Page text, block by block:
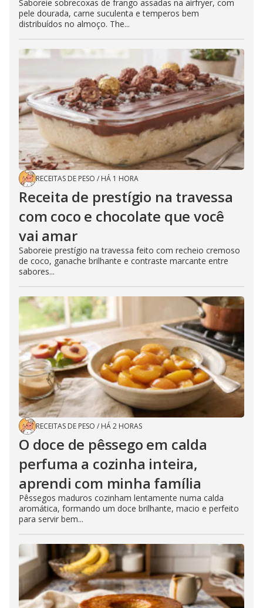
Saboreie sobrecoxas de frango assadas na airfryer, com
pele dourada, carne suculenta e temperos bem
distribuídos no almoço. The...
RECEITAS DE PESO / HÁ 1 HORA
Receita de prestígio na travessa
com coco e chocolate que você
vai amar
Saboreie prestígio na travessa feito com recheio cremoso
de coco, ganache brilhante e contraste marcante entre
sabores...
RECEITAS DE PESO / HÁ 2 HORAS
O doce de pêssego em calda
perfuma a cozinha inteira,
aprendi com minha família
Pêssegos maduros cozinham lentamente numa calda
aromática, formando um doce brilhante, macio e perfeito
para servir bem...